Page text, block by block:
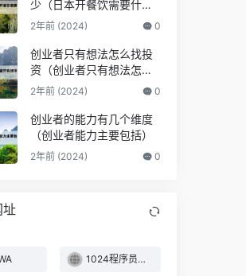
少（日本开餐饮需要什么
条件）
2年前 (2024) 0
创业者只有想法怎么找投
资（创业者只有想法怎么
找投资公司）
2年前 (2024) 0
创业者的能力有几个维度
（创业者能力主要包括）
2年前 (2024) 0
址
1024程序员开发工具箱